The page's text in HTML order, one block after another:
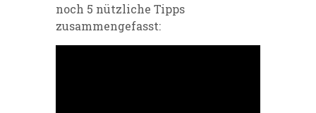
noch 5 nützliche Tipps
zusammengefasst: